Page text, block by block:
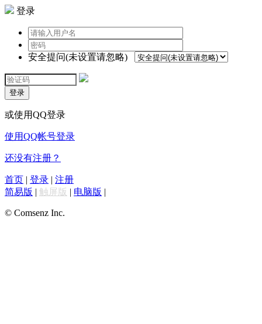
登录
安全提问(未设置请忽略)
登录
或使用QQ登录
使用QQ帐号登录
还没有注册？
首页 | 登录 | 注册
简易版 | 触屏版 | 电脑版 |
© Comsenz Inc.